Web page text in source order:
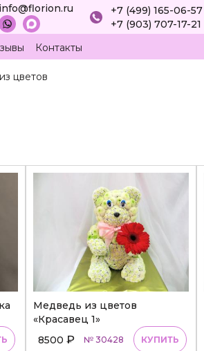
info@florion.ru
+7 (499) 165-06-57
+7 (903) 707-17-21
Контакты
цветов
Медведь из цветов
«Красавец 1»
8500 ₽ № 30428 КУПИТЬ